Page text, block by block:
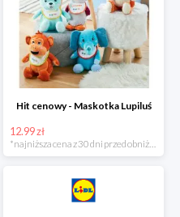
Hit cenowy - Maskotka Lupiluś
12.99 zł
*najniższa cena z 30 dni przed obniżką